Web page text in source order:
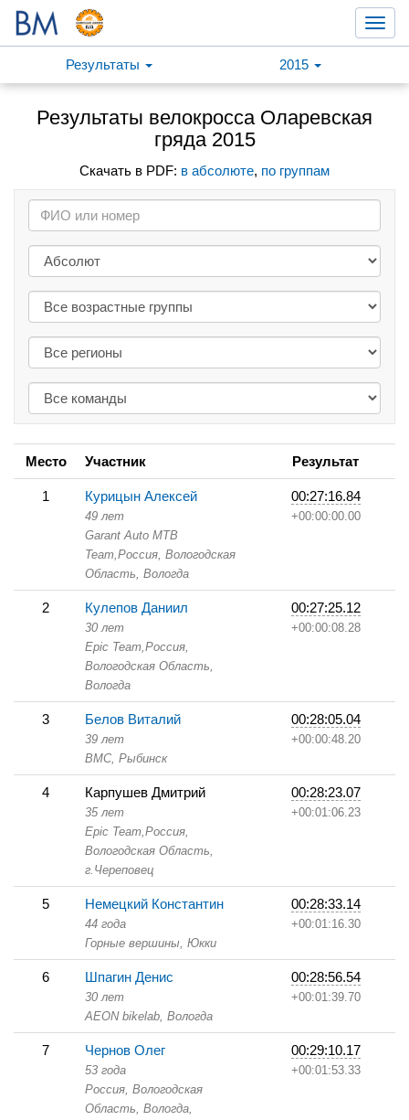
Результаты
2015
Результаты велокросса Оларевская
гряда 2015
Скачать в PDF: в абсолюте, по группам
Место Участник Результат
1 Курицын Алексей
49 лет
Garant Auto MTB
Team,Россия, Вологодская
Область, Вологда
00:27:16.84
+00:00:00.00
2 Кулепов Даниил
30 лет
Epic Team,Россия,
Вологодская Область,
Вологда
00:27:25.12
+00:00:08.28
3 Белов Виталий
39 лет
BMC, Рыбинск
00:28:05.04
+00:00:48.20
4 Карпушев Дмитрий
35 лет
Epic Team,Россия,
Вологодская Область,
г.Череповец
00:28:23.07
+00:01:06.23
5 Немецкий Константин
44 года
Горные вершины, Юкки
00:28:33.14
+00:01:16.30
6 Шпагин Денис
30 лет
AEON bikelab, Вологда
00:28:56.54
+00:01:39.70
7 Чернов Олег
53 года
Россия, Вологодская
Область, Вологда,
00:29:10.17
+00:01:53.33